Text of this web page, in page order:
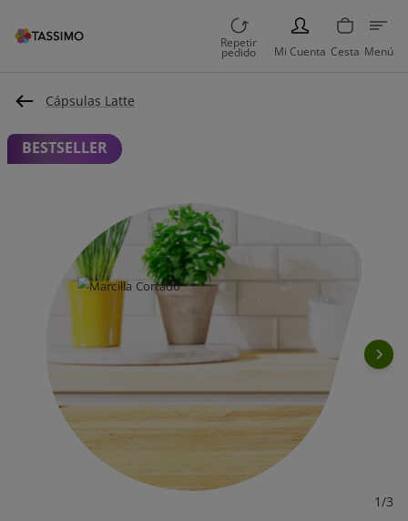
Repetir
pedido
PERSON
Mi Cuenta Cesta Menú
Cápsulas Latte
1/3
BESTSELLER